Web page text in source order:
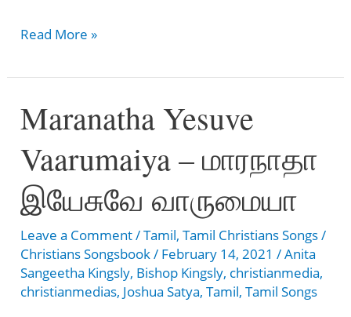
யெகோவா
சுகத்தை
–
Jehovah
Rapha
Read More »
Maranatha Yesuve
Vaarumaiya – மாரநாதா
இயேசுவே வாருமையா
Leave a Comment/Tamil,Tamil Christians Songs/
Christians Songsbook/ February 14, 2021/Anita
Sangeetha Kingsly, Bishop Kingsly, christianmedia,
christianmedias, Joshua Satya,Tamil,Tamil Songs